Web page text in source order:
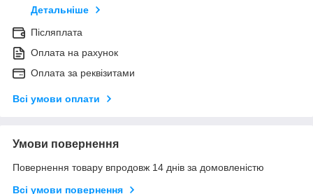
Детальніше
Післяплата
Оплата на рахунок
Оплата за реквізитами
Всі умови оплати
Умови повернення
Повернення товару впродовж 14 днів за домовленістю
Всі умови повернення